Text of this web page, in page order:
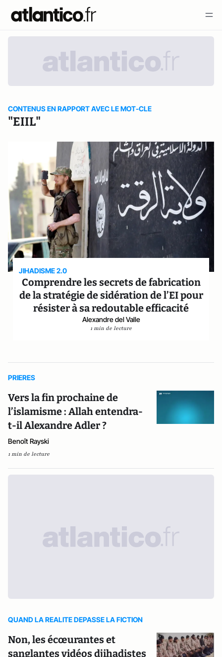
CONTENUS EN RAPPORT AVEC LE MOT-CLE
"EIIL"
JIHADISME 2.0
Comprendre les secrets de fabrication
de la stratégie de sidération de l’EI pour
résister à sa redoutable efficacité
Alexandre del Valle
1 min de lecture
PRIERES
Vers la fin prochaine de
l’islamisme : Allah entendra-
t-­il Alexandre Adler ?
Benoît Rayski
1 min de lecture
QUAND LA REALITE DEPASSE LA FICTION
Non, les écœurantes et
sanglantes vidéos djihadistes